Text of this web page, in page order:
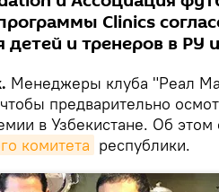
Clinics
детей и тренеров в РУ
Менеджеры клуба "Реал
предварительно
в Узбекистане. Об
комитета республики.